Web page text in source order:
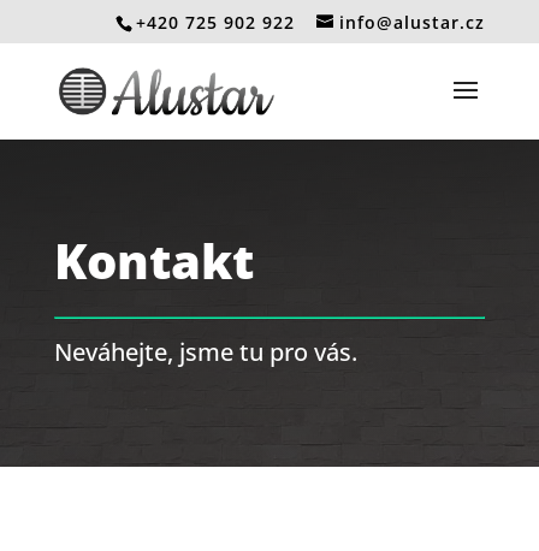
+420 725 902 922 info@alustar.cz
Kontakt
Neváhejte, jsme tu pro vás.